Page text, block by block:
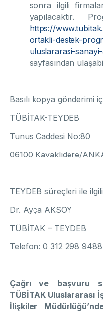
sonra ilgili
yapılacaktır.
https://
ortakli-destek-
uluslararasi-
sayfasından
Basılı kopya gönderimi
TÜBİTAK-TEYDEB
Tunus Caddesi No:80
06100 Kavaklıdere/
TEYDEB süreçleri ile
Dr. Ayça AKSOY
TÜBİTAK – TEYDEB
Telefon: 0 312 298 9488
Çağrı ve başvuru
TÜBİTAK Uluslararası
İlişkiler